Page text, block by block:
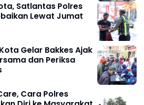
Satlantas Polres
Lewat Jumat
Gelar Bakkes Ajak
dan Periksa
Cara Polres